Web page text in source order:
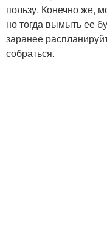
пользу. Конечно же,
но тогда вымыть ее
заранее
собраться.